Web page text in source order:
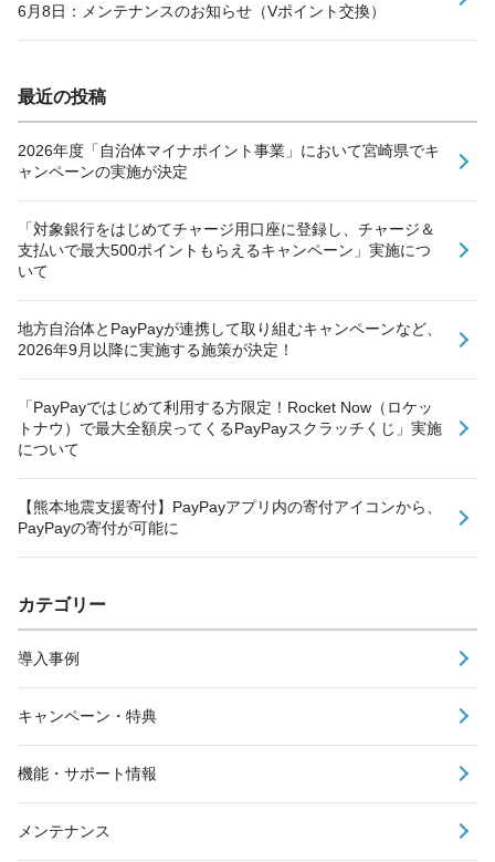
6月8日：メンテナンスのお知らせ（Vポイント交換）
最近の投稿
2026年度「自治体マイナポイント事業」において宮崎県でキ
ャンペーンの実施が決定
「対象銀行をはじめてチャージ用口座に登録し、チャージ＆
支払いで最大500ポイントもらえるキャンペーン」実施につ
いて
地方自治体とPayPayが連携して取り組むキャンペーンなど、
2026年9月以降に実施する施策が決定！
「PayPayではじめて利用する方限定！Rocket Now（ロケッ
トナウ）で最大全額戻ってくるPayPayスクラッチくじ」実施
について
【熊本地震支援寄付】PayPayアプリ内の寄付アイコンから、
PayPayの寄付が可能に
カテゴリー
導入事例
キャンペーン・特典
機能・サポート情報
メンテナンス